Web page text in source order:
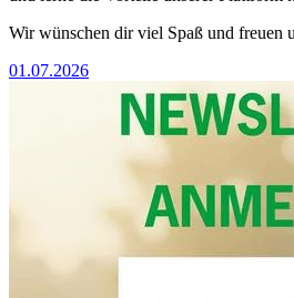
Wir wünschen dir viel Spaß und freuen
01.07.2026